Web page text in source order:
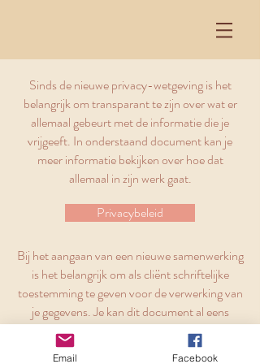
Sinds de nieuwe privacy-wetgeving is het
belangrijk om transparant te zijn over wat er
allemaal gebeurt met de informatie die je
vrijgeeft. In onderstaand document kan je
meer informatie bekijken over hoe dat
allemaal in zijn werk gaat.
Privacybeleid
Bij het aangaan van een nieuwe samenwerking
is het belangrijk om als cliënt schriftelijke
toestemming te geven voor de verwerking van
je gegevens. Je kan dit document al eens
inkijken via onderstaande link.
Email Facebook